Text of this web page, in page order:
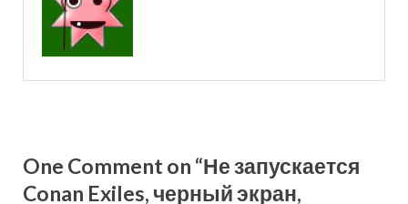
One Comment on “Не запускается
Conan Exiles, черный экран,